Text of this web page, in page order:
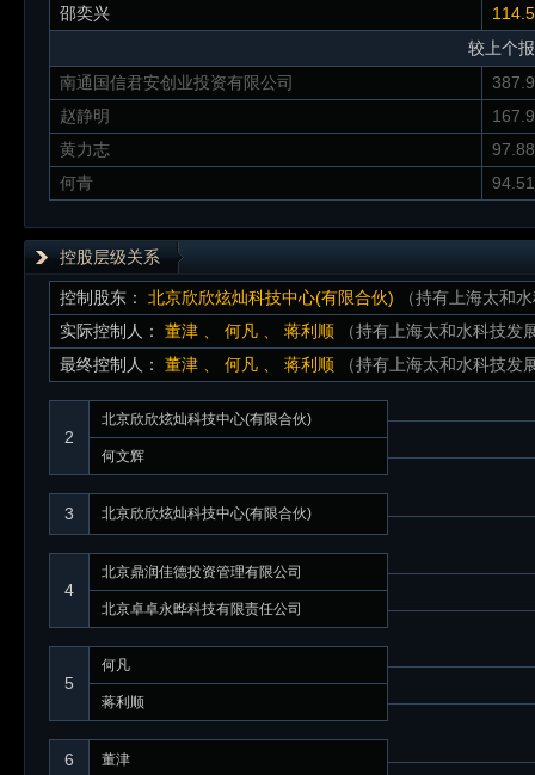
邵奕兴
较上个
南通国信君安创业投资有限公司
赵静明
黄力志
何青
控股层级关系
控制股东： 北京欣欣炫灿科技中心(有限合伙)
（持有上海太和
实际控制人：
董津 何凡 蒋利顺
（持有上海太和水科技
最终控制人：
董津 何凡 蒋利顺 （持有上海太和水科技
2
北京欣欣炫灿科技中心(有限合伙)
何文辉
3 北京欣欣炫灿科技中心(有限合伙)
4
北京鼎润佳德投资管理有限公司
北京卓卓永晔科技有限责任公司
5
何凡
蒋利顺
6 董津